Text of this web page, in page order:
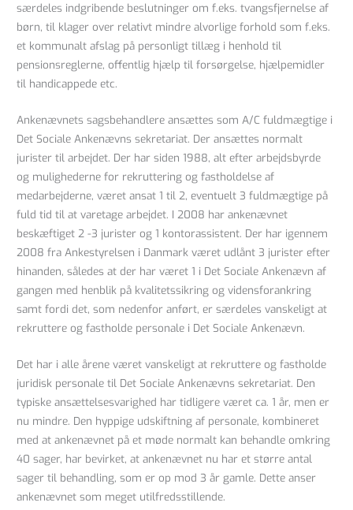
særdeles indgribende beslutninger om f.eks. tvangsfjernelse af
børn, til klager over relativt mindre alvorlige forhold som f.eks.
et kommunalt afslag på personligt tillæg i henhold til
pensionsreglerne, offentlig hjælp til forsørgelse, hjælpemidler
til handicappede etc.
Ankenævnets sagsbehandlere ansættes som A/C fuldmægtige i
Det Sociale Ankenævns sekretariat. Der ansættes normalt
jurister til arbejdet. Der har siden 1988, alt efter arbejdsbyrde
og mulighederne for rekruttering og fastholdelse af
medarbejderne, været ansat 1 til 2, eventuelt 3 fuldmægtige på
fuld tid til at varetage arbejdet. I 2008 har ankenævnet
beskæftiget 2 -3 jurister og 1 kontorassistent. Der har igennem
2008 fra Ankestyrelsen i Danmark været udlånt 3 jurister efter
hinanden, således at der har været 1 i Det Sociale Ankenævn af
gangen med henblik på kvalitetssikring og vidensforankring
samt fordi det, som nedenfor anført, er særdeles vanskeligt at
rekruttere og fastholde personale i Det Sociale Ankenævn.
Det har i alle årene været vanskeligt at rekruttere og fastholde
juridisk personale til Det Sociale Ankenævns sekretariat. Den
typiske ansættelsesvarighed har tidligere været ca. 1 år, men er
nu mindre. Den hyppige udskiftning af personale, kombineret
med at ankenævnet på et møde normalt kan behandle omkring
40 sager, har bevirket, at ankenævnet nu har et større antal
sager til behandling, som er op mod 3 år gamle. Dette anser
ankenævnet som meget utilfredsstillende.